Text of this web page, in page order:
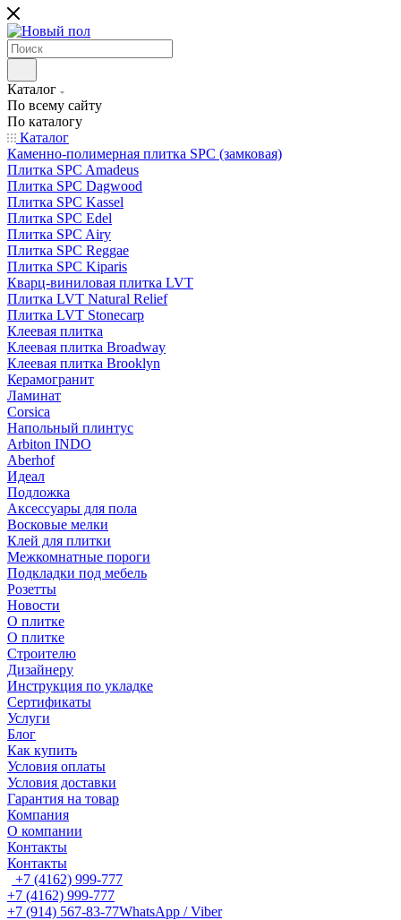
Каталог
По всему сайту
По каталогу
Каталог
Каменно-полимерная плитка SPC (замковая)
Плитка SPC Amadeus
Плитка SPC Dagwood
Плитка SPC Kassel
Плитка SPC Edel
Плитка SPC Airy
Плитка SPC Reggae
Плитка SPC Kiparis
Кварц-виниловая плитка LVT
Плитка LVT Natural Relief
Плитка LVT Stonecarp
Клеевая плитка
Клеевая плитка Broadway
Клеевая плитка Brooklyn
Керамогранит
Ламинат
Corsica
Напольный плинтус
Arbiton INDO
Aberhof
Идеал
Подложка
Аксессуары для пола
Восковые мелки
Клей для плитки
Межкомнатные пороги
Подкладки под мебель
Розетты
Новости
О плитке
О плитке
Строителю
Дизайнеру
Инструкция по укладке
Сертификаты
Услуги
Блог
Как купить
Условия оплаты
Условия доставки
Гарантия на товар
Компания
О компании
Контакты
Контакты
+7 (4162) 999-777
+7 (4162) 999-777
+7 (914) 567-83-77WhatsApp / Viber